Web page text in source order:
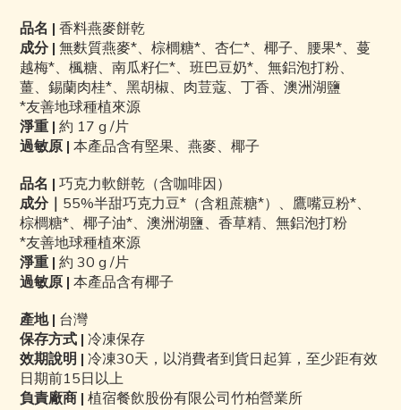
品名 | 香料燕麥餅乾
成分 | 無麩質燕麥*、棕櫚糖*、杏仁*、椰子、腰果*、蔓
越梅*、楓糖、南瓜籽仁*、班巴豆奶*、 無鋁泡打粉、
薑、錫蘭肉桂*、黑胡椒、肉荳蔻、丁香、澳洲湖鹽
*友善地球種植來源
淨重 | 約 17 g /片
過敏原 | 本產品含有堅果、燕麥、椰子
品名 | 巧克力軟餅乾（含咖啡因）
成分｜ 55%半甜巧克力豆*（含粗蔗糖*）、鷹嘴豆粉*、
棕櫚糖*、椰子油*、澳洲湖鹽、香草精、 無鋁泡打粉
*友善地球種植來源
淨重 | 約 30 g /片
過敏原 | 本產品含有椰子
產地| 台灣
保存方式 | 冷凍保存
效期說明 | 冷凍30天，以消費者到貨日起算，至少距有效
日期前15日以上
負責廠商 | 植宿餐飲股份有限公司竹柏營業所